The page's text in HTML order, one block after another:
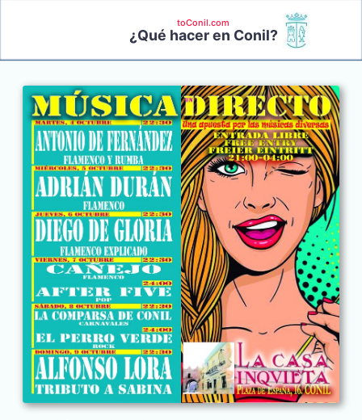
toConil.com
¿Qué hacer en Conil?